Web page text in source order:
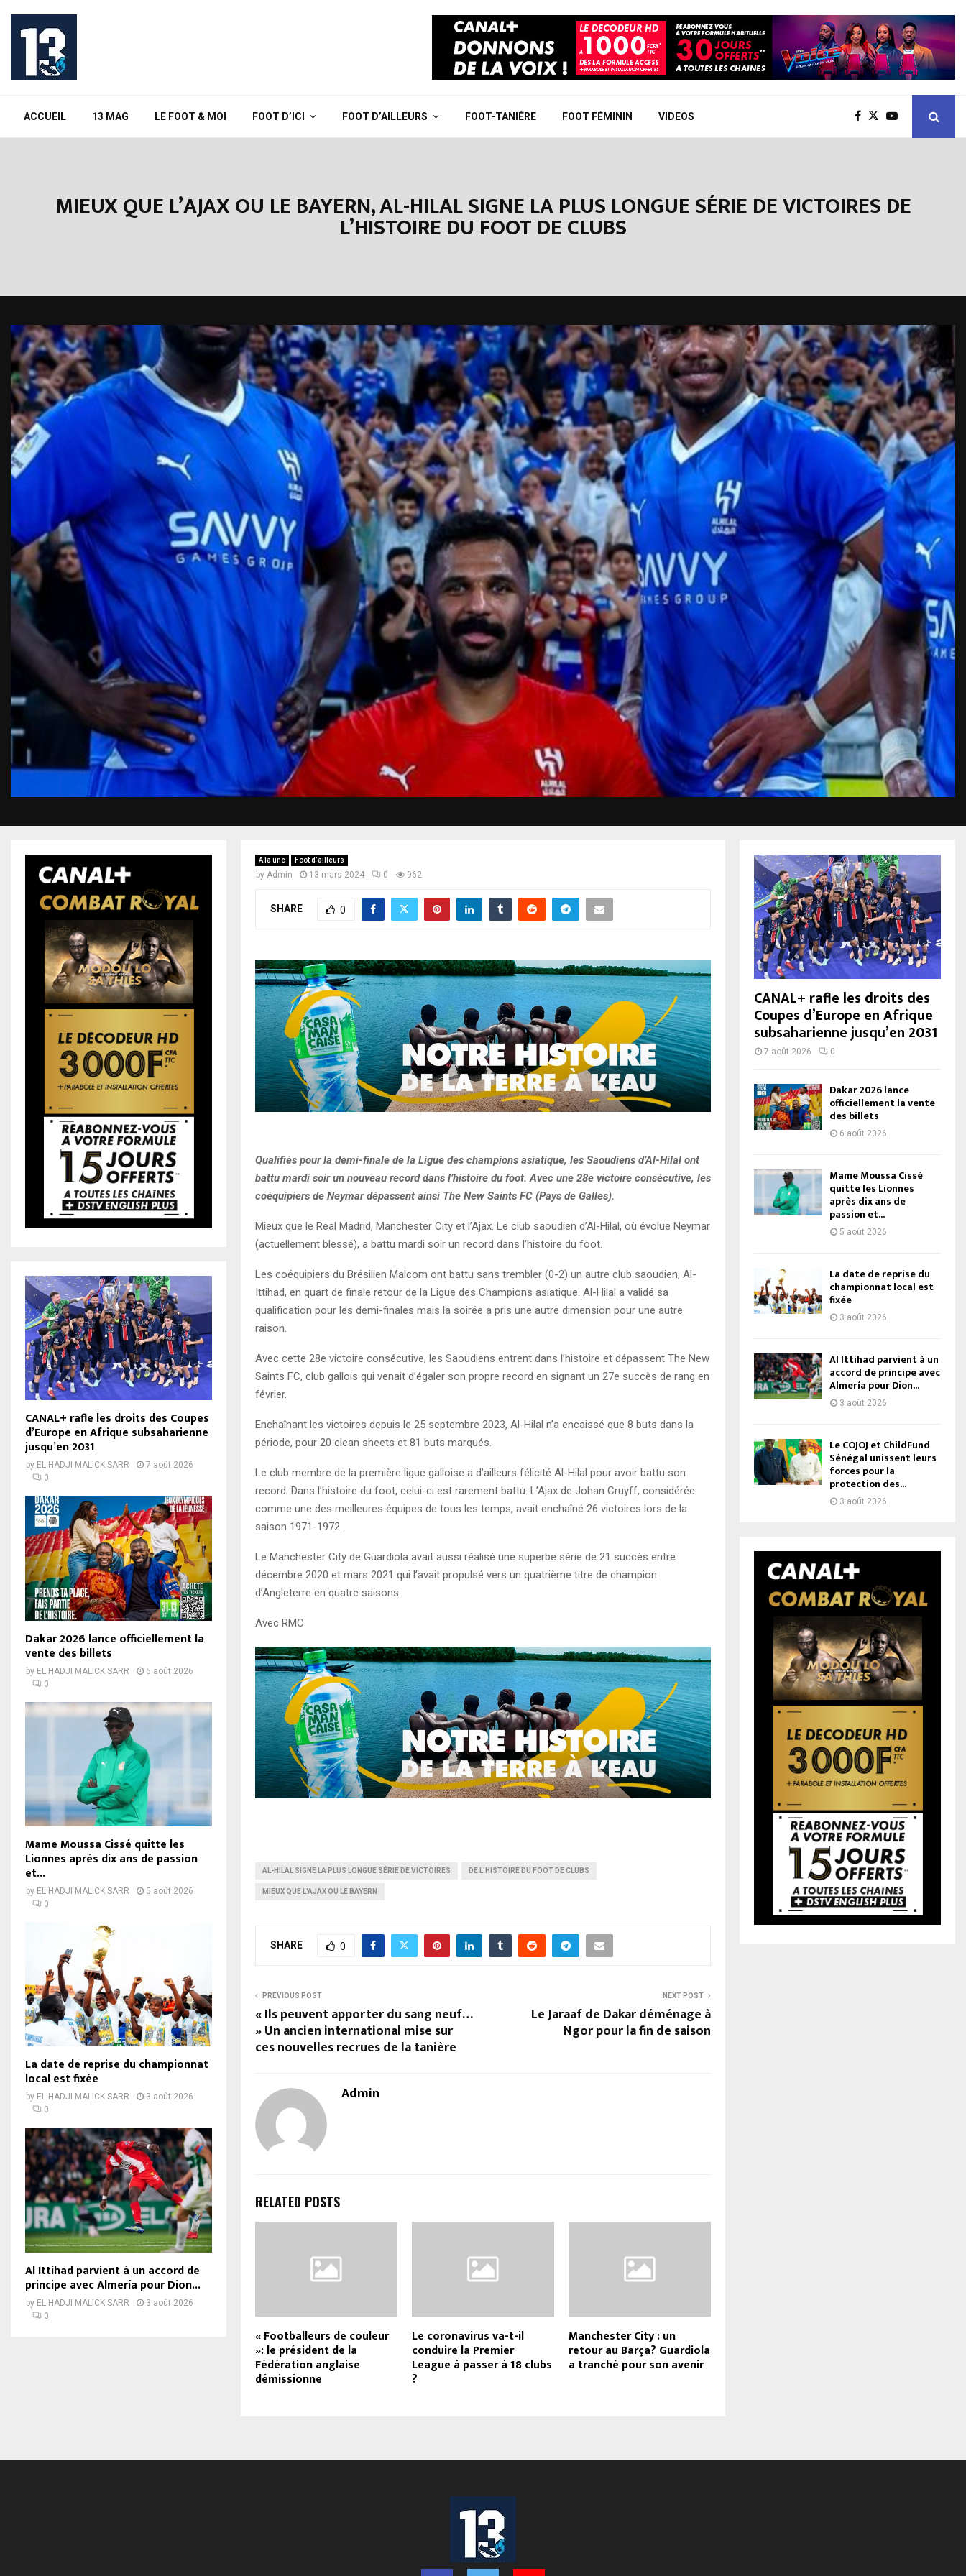
ACCUEIL 13 MAG LE FOOT & MOI FOOT D’ICI FOOT D’AILLEURS FOOT-TANIÈRE FOOT FÉMININ VIDEOS
MIEUX QUE L’AJAX OU LE BAYERN, AL-HILAL SIGNE LA PLUS LONGUE SÉRIE DE VICTOIRES DE
L’HISTOIRE DU FOOT DE CLUBS
A la une Foot d’ailleurs
by Admin 13 mars 2024 0 962
SHARE 0
Qualifiés pour la demi-finale de la Ligue des champions asiatique, les Saoudiens d’Al-Hilal ont
battu mardi soir un nouveau record dans l’histoire du foot. Avec une 28e victoire consécutive, les
coéquipiers de Neymar dépassent ainsi The New Saints FC (Pays de Galles).
Mieux que le Real Madrid, Manchester City et l’Ajax. Le club saoudien d’Al-Hilal, où évolue Neymar
(actuellement blessé), a battu mardi soir un record dans l’histoire du foot.
Les coéquipiers du Brésilien Malcom ont battu sans trembler (0-2) un autre club saoudien, Al-
Ittihad, en quart de finale retour de la Ligue des Champions asiatique. Al-Hilal a validé sa
qualification pour les demi-finales mais la soirée a pris une autre dimension pour une autre
raison.
Avec cette 28e victoire consécutive, les Saoudiens entrent dans l’histoire et dépassent The New
Saints FC, club gallois qui venait d’égaler son propre record en signant un 27e succès de rang en
février.
Enchaînant les victoires depuis le 25 septembre 2023, Al-Hilal n’a encaissé que 8 buts dans la
période, pour 20 clean sheets et 81 buts marqués.
Le club membre de la première ligue galloise a d’ailleurs félicité Al-Hilal pour avoir battu son
record. Dans l’histoire du foot, celui-ci est rarement battu. L’Ajax de Johan Cruyff, considérée
comme une des meilleures équipes de tous les temps, avait enchaîné 26 victoires lors de la
saison 1971-1972.
Le Manchester City de Guardiola avait aussi réalisé une superbe série de 21 succès entre
décembre 2020 et mars 2021 qui l’avait propulsé vers un quatrième titre de champion
d’Angleterre en quatre saisons.
Avec RMC
AL-HILAL SIGNE LA PLUS LONGUE SÉRIE DE VICTOIRES DE L'HISTOIRE DU FOOT DE CLUBS
MIEUX QUE L'AJAX OU LE BAYERN
SHARE 0
PREVIOUS POST
« Ils peuvent apporter du sang neuf…
» Un ancien international mise sur
ces nouvelles recrues de la tanière
NEXT POST
Le Jaraaf de Dakar déménage à
Ngor pour la fin de saison
Admin
RELATED POSTS
« Footballeurs de couleur
»: le président de la
Fédération anglaise
démissionne
Le coronavirus va-t-il
conduire la Premier
League à passer à 18 clubs
?
Manchester City : un
retour au Barça? Guardiola
a tranché pour son avenir
CANAL+ rafle les droits des Coupes
d’Europe en Afrique subsaharienne
jusqu’en 2031
by EL HADJI MALICK SARR
7 août 2026
0
Dakar 2026 lance officiellement la
vente des billets
by EL HADJI MALICK SARR
6 août 2026
0
Mame Moussa Cissé quitte les
Lionnes après dix ans de passion
et...
by EL HADJI MALICK SARR
5 août 2026
0
La date de reprise du championnat
local est fixée
by EL HADJI MALICK SARR
3 août 2026
0
Al Ittihad parvient à un accord de
principe avec Almería pour Dion...
by EL HADJI MALICK SARR
3 août 2026
0
CANAL+ rafle les droits des
Coupes d’Europe en Afrique
subsaharienne jusqu’en 2031
7 août 2026 0
Dakar 2026 lance
officiellement la vente
des billets
6 août 2026
Mame Moussa Cissé
quitte les Lionnes
après dix ans de
passion et...
5 août 2026
La date de reprise du
championnat local est
fixée
3 août 2026
Al Ittihad parvient à un
accord de principe avec
Almería pour Dion...
3 août 2026
Le COJOJ et ChildFund
Sénégal unissent leurs
forces pour la
protection des...
3 août 2026